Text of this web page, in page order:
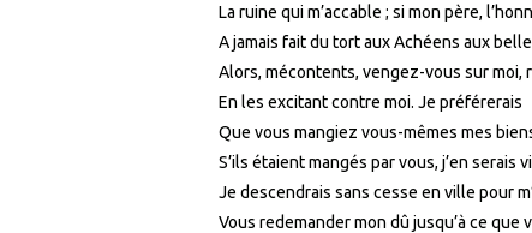
La ruine qui m’accable ; si mon père,
A jamais fait du tort aux Achéens aux
Alors, mécontents, vengez-vous sur moi,
En les excitant contre moi. Je préférerais
Que vous mangiez vous-mêmes mes
S’ils étaient mangés par vous, j’en serais
Je descendrais sans cesse en ville pour
Vous redemander mon dû jusqu’à ce que